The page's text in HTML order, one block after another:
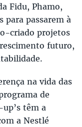
Fidu, Phamo,
para passarem à
criado projetos
futuro,
na vida das
de
têm a
a Nestlé